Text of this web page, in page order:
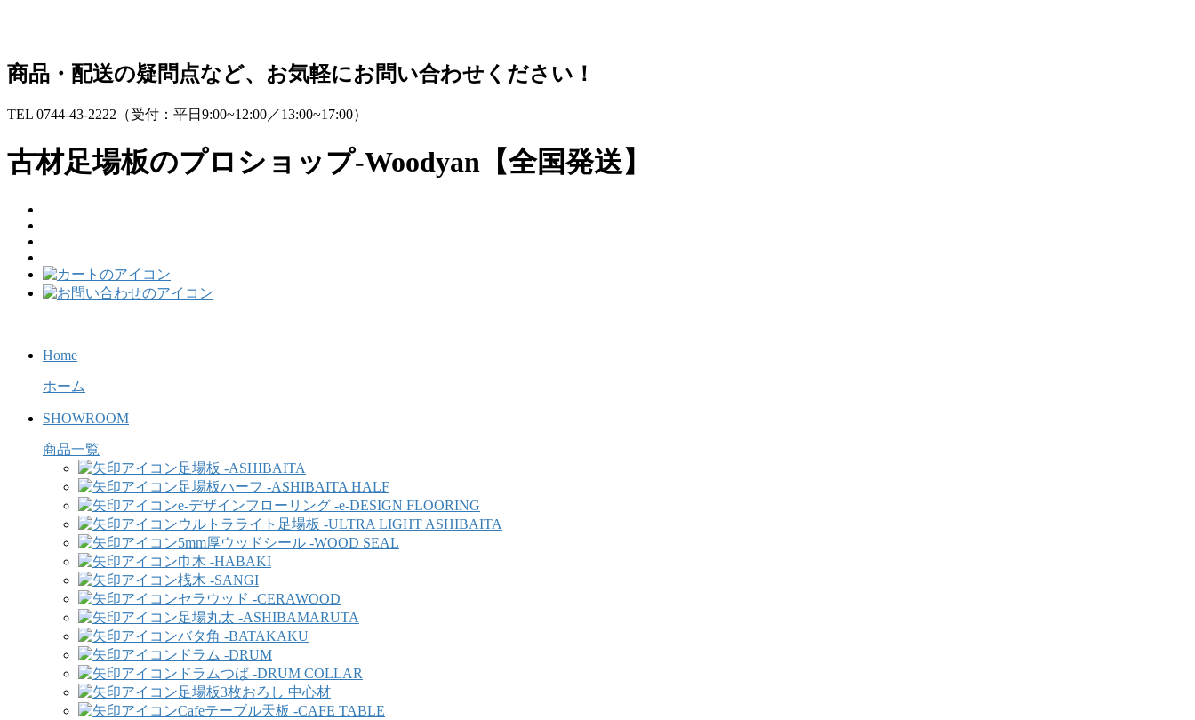
テ
ン
へ
キ
ッ
ゲ
ー
ョ
に
移
商品・配送の疑問点など、お気軽にお問い合わせください！
TEL 0744-43-2222 （受付：平日9:00~12:00／13:00~17:00）
古材足場板のプロショップ-Woodyan【全国発送】
Home
ホーム
SHOWROOM
商品一覧
足場板 -ASHIBAITA
足場板ハーフ -ASHIBAITA HALF
e-デザインフローリング -e-DESIGN FLOORING
ウルトラライト足場板 -ULTRA LIGHT ASHIBAITA
5mm厚ウッドシール -WOOD SEAL
巾木 -HABAKI
桟木 -SANGI
セラウッド -CERAWOOD
足場丸太 -ASHIBAMARUTA
バタ角 -BATAKAKU
ドラム -DRUM
ドラムつば -DRUM COLLAR
足場板3枚おろし 中心材
Cafeテーブル天板 -CAFE TABLE